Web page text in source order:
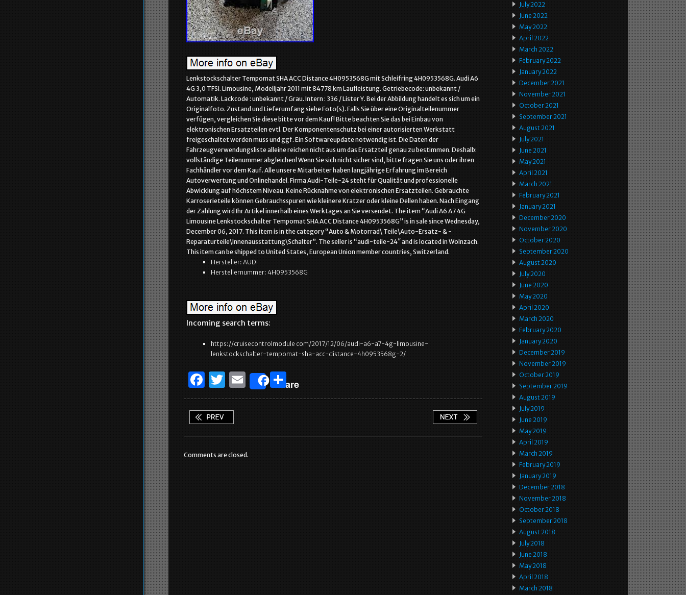
Lenkstockschalter Tempomat SHA ACC Distance 4H0953568G mit Schleifring 4H0953568G. Audi A6
4G 3,0 TFSI. Limousine, Modelljahr 2011 mit 84778 km Laufleistung. Getriebecode: unbekannt /
Automatik. Lackcode : unbekannt / Grau. Intern : 336 / Lister Y. Bei der Abbildung handelt es sich um ein
Originalfoto. Zustand und Lieferumfang siehe Foto(s). Falls Sie über eine Originalteilenummer
verfügen, vergleichen Sie diese bitte vor dem Kauf! Bitte beachten Sie das bei Einbau von
elektronischen Ersatzteilen evtl. Der Komponentenschutz bei einer autorisierten Werkstatt
freigeschaltet werden muss und ggf. Ein Softwareupdate notwendig ist. Die Daten der
Fahrzeugverwendungsliste alleine reichen nicht aus um das Ersatzteil genau zu bestimmen. Deshalb:
vollständige Teilenummer abgleichen! Wenn Sie sich nicht sicher sind, bitte fragen Sie uns oder ihren
Fachhändler vor dem Kauf. Alle unsere Mitarbeiter haben langjährige Erfahrung im Bereich
Autoverwertung und Onlinehandel. Firma Audi-Teile-24 steht für Qualität und professionelle
Abwicklung auf höchstem Niveau. Keine Rücknahme von elektronischen Ersatzteilen. Gebrauchte
Karroserieteile können Gebrauchsspuren wie kleinere Kratzer oder kleine Dellen haben. Nach Eingang
der Zahlung wird Ihr Artikel innerhalb eines Werktages an Sie versendet. The item “Audi A6 A7 4G
Limousine Lenkstockschalter Tempomat SHA ACC Distance 4H0953568G” is in sale since Wednesday,
December 06, 2017. This item is in the category “Auto & Motorrad\ Teile\Auto-Ersatz- & -
Reparaturteile\Innenausstattung\Schalter”. The seller is “audi-teile-24″ and is located in Wolnzach.
This item can be shipped to United States, European Union member countries, Switzerland.
Hersteller: AUDI
Herstellernummer: 4H0953568G
Incoming search terms:
https://cruisecontrolmodule com/2017/12/06/audi-a6-a7-4g-limousine-
lenkstockschalter-tempomat-sha-acc-distance-4h0953568g-2/
F
a
c
e
o
T
w
it
te
E
m
Share
S
h
Comments are closed.
July 2022
June 2022
May 2022
April 2022
March 2022
February 2022
January 2022
December 2021
November 2021
October 2021
September 2021
August 2021
July 2021
June 2021
May 2021
April 2021
March 2021
February 2021
January 2021
December 2020
November 2020
October 2020
September 2020
August 2020
July 2020
June 2020
May 2020
April 2020
March 2020
February 2020
January 2020
December 2019
November 2019
October 2019
September 2019
August 2019
July 2019
June 2019
May 2019
April 2019
March 2019
February 2019
January 2019
December 2018
November 2018
October 2018
September 2018
August 2018
July 2018
June 2018
May 2018
April 2018
March 2018